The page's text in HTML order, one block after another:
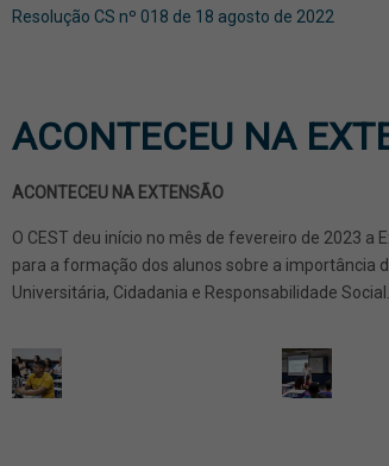
Resolução CS nº 018 de 18 agosto de 2022
ACONTECEU NA
ACONTECEU NA EXTENSÃO
O CEST deu início no mês de fevereiro de 2023
para a formação dos alunos sobre a importância
Universitária, Cidadania e Responsabilidade Social.